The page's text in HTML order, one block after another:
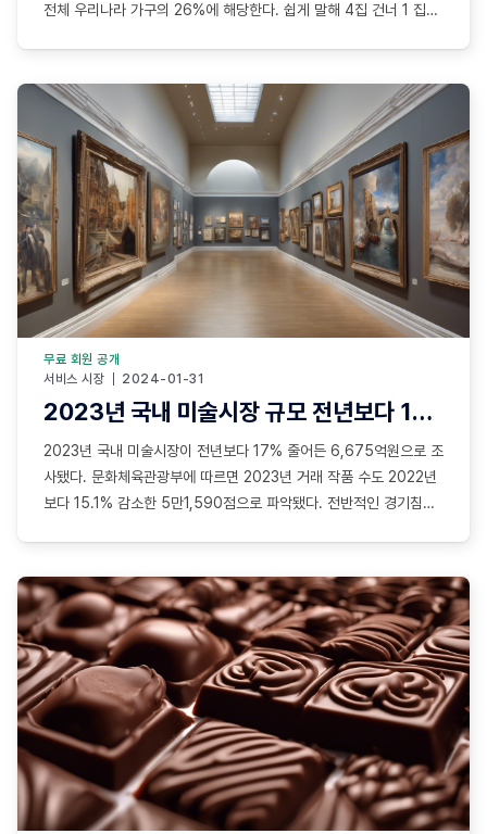
전체 우리나라 가구의 26%에 해당한다. 쉽게 말해 4집 건너 1 집마
병원 치료비니 등을 포함해 월 양육비는 18만6,791원인데,
서비스 시장 2024-01-31
무료 회원 공개
2023년 국내 미술시장 규모 전년보다 17% 줄어든 6675억원
2023년 국내 미술시장이 전년보다 17% 줄어든 6,675억원으로 조
사됐다. 문화체육관광부에 따르면 2023년 거래 작품 수도 2022년
보다 15.1% 감소한 5만1,590점으로 파악됐다. 전반적인 경기침체
했으며, 판매 작품 수도 2만4,541점으로